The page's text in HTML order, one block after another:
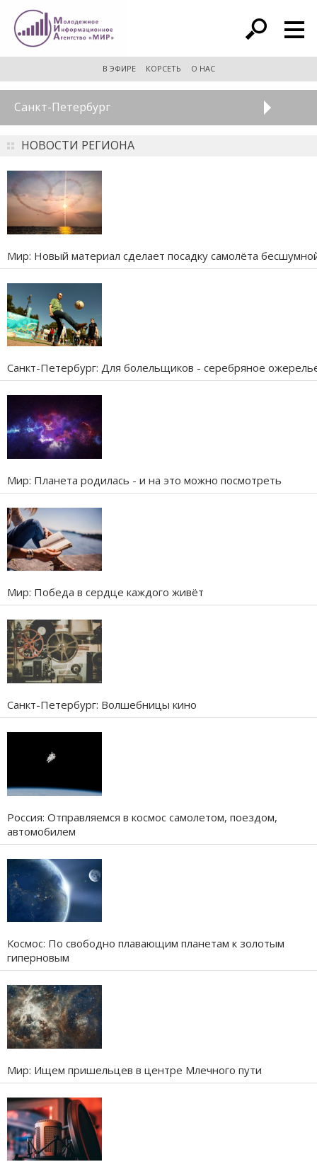
расширенный поиск
В ЭФИРЕ КОРСЕТЬ О НАС
Санкт-Петербург
НОВОСТИ РЕГИОНА
Мир: Новый материал сделает посадку самолёта
Санкт-Петербург: Для болельщиков - серебряное
Мир: Планета родилась - и на это можно посмотреть
Мир: Победа в сердце каждого живёт
Санкт-Петербург: Волшебницы кино
Россия: Отправляемся в космос самолетом, поездом,
автомобилем
Космос: По свободно плавающим планетам к золотым
гиперновым
Мир: Ищем пришельцев в центре Млечного пути